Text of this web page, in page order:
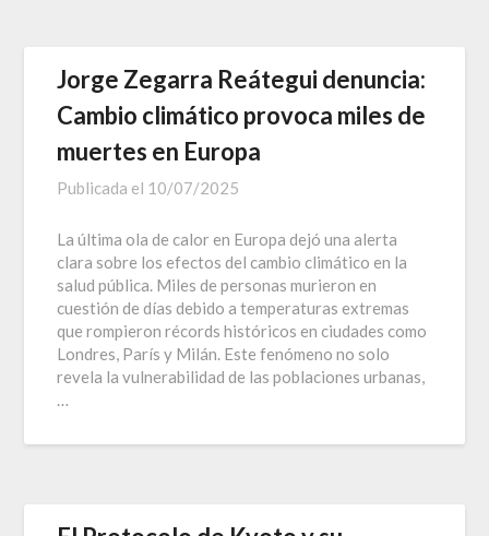
Jorge Zegarra Reátegui denuncia:
Cambio climático provoca miles de
muertes en Europa
Publicada el 10/07/2025
La última ola de calor en Europa dejó una alerta
clara sobre los efectos del cambio climático en la
salud pública. Miles de personas murieron en
cuestión de días debido a temperaturas extremas
que rompieron récords históricos en ciudades como
Londres, París y Milán. Este fenómeno no solo
revela la vulnerabilidad de las poblaciones urbanas,
…